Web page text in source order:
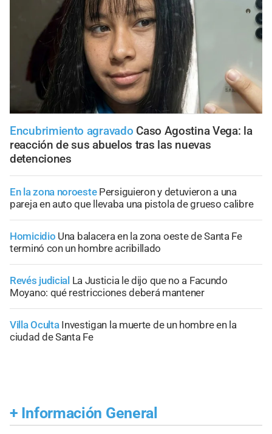
Encubrimiento agravado Caso Agostina Vega: la
reacción de sus abuelos tras las nuevas
detenciones
En la zona noroeste Persiguieron y detuvieron a una
pareja en auto que llevaba una pistola de grueso calibre
Homicidio Una balacera en la zona oeste de Santa Fe
terminó con un hombre acribillado
Revés judicial La Justicia le dijo que no a Facundo
Moyano: qué restricciones deberá mantener
Villa Oculta Investigan la muerte de un hombre en la
ciudad de Santa Fe
+ Información General